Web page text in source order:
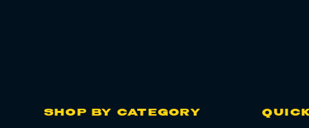
SHOP BY CATEGORY